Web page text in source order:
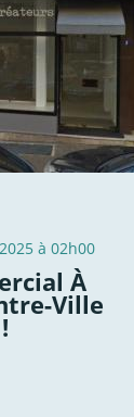
à 02h00
À
Ville